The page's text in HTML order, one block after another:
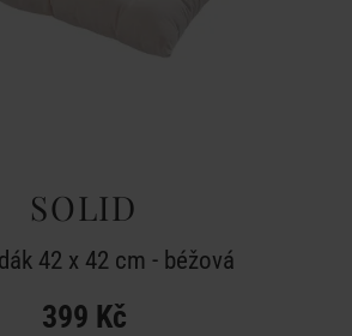
SOLID
42 x 42 cm - béžová
399 Kč